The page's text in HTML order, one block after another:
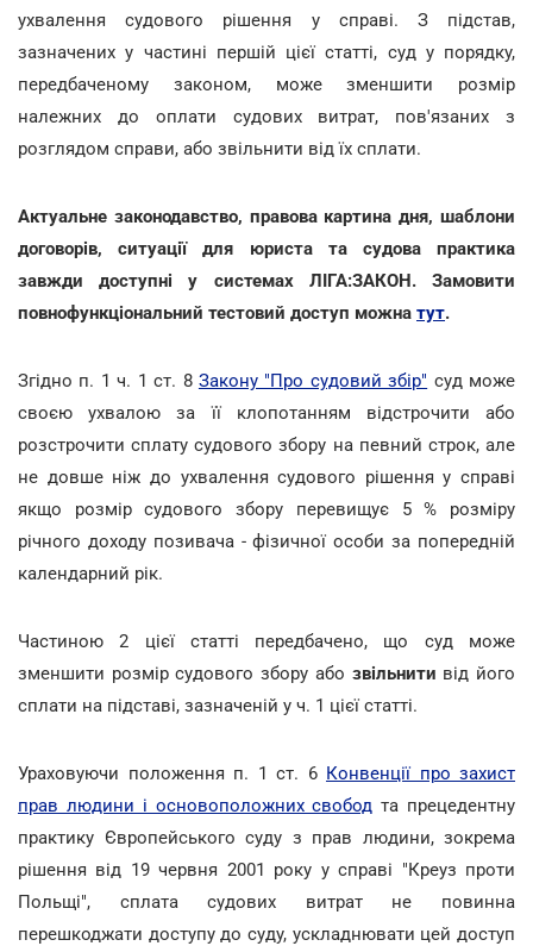
ухвалення судового рішення у справі. З підстав,
зазначених у частині першій цієї статті, суд у порядку,
передбаченому законом, може зменшити розмір
належних до оплати судових витрат, пов'язаних з
розглядом справи, або звільнити від їх сплати.
Актуальне законодавство, правова картина дня, шаблони
договорів, ситуації для юриста та судова практика
завжди доступні у системах ЛІГА:ЗАКОН. Замовити
повнофункціональний тестовий доступ можна тут.
Згідно п. 1 ч. 1 ст. 8 Закону "Про судовий збір" суд може
своєю ухвалою за її клопотанням відстрочити або
розстрочити сплату судового збору на певний строк, але
не довше ніж до ухвалення судового рішення у справі
якщо розмір судового збору перевищує 5 % розміру
річного доходу позивача - фізичної особи за попередній
календарний рік.
Частиною 2 цієї статті передбачено, що суд може
зменшити розмір судового збору або звільнити від його
сплати на підставі, зазначеній у ч. 1 цієї статті.
Ураховуючи положення п. 1 ст. 6 Конвенції про захист
прав людини і основоположних свобод та прецедентну
практику Європейського суду з прав людини, зокрема
рішення від 19 червня 2001 року у справі "Креуз проти
Польщі", сплата судових витрат не повинна
перешкоджати доступу до суду, ускладнювати цей доступ